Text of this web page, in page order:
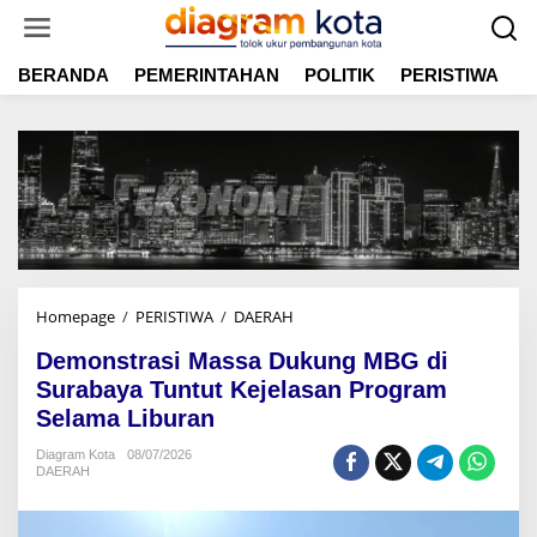
t
BERANDA PEMERINTAHAN POLITIK PERISTIWA
Homepage / PERISTIWA / DAERAH
m
o
Demonstrasi Massa Dukung MBG di
Surabaya Tuntut Kejelasan Program
Selama Liburan
Diagram Kota
08/07/2026
DAERAH